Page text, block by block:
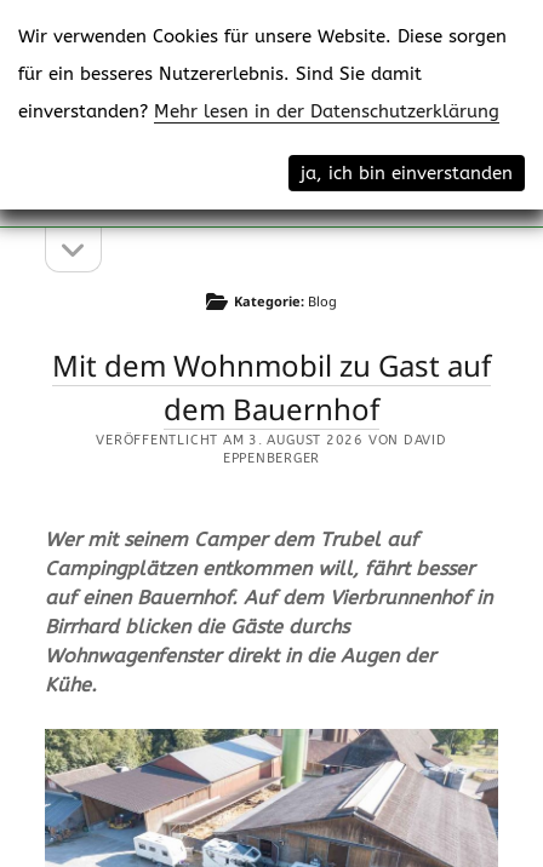
Menü
Seitenleiste
Seitenleiste
öffnen
Kategorie: Blog
Mit dem Wohnmobil zu Gast auf
dem Bauernhof
VERÖFFENTLICHT AM 3. AUGUST 2026 VON DAVID
EPPENBERGER
Wer mit seinem Camper dem Trubel auf
Campingplätzen entkommen will, fährt besser
auf einen Bauernhof. Auf dem Vierbrunnenhof in
Birrhard blicken die Gäste durchs
Wohnwagenfenster direkt in die Augen der
Kühe.
Wir verwenden Cookies für unsere Website. Diese sorgen
für ein besseres Nutzererlebnis. Sind Sie damit
einverstanden? Mehr lesen in der Datenschutzerklärung
ja, ich bin einverstanden